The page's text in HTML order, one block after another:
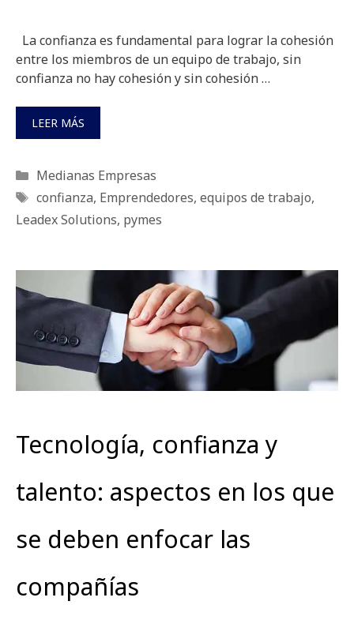
La confianza es fundamental para lograr la cohesión
entre los miembros de un equipo de trabajo, sin
confianza no hay cohesión y sin cohesión …
LEER MÁS
Categorías
Medianas Empresas
Etiquetas
confianza, Emprendedores, equipos de trabajo,
Leadex Solutions, pymes
Tecnología, confianza y
talento: aspectos en los que
se deben enfocar las
compañías